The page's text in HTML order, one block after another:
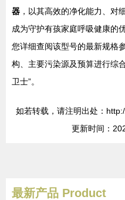
器 ，以其高效的净化能力、对
成为守护有孩家庭呼吸健康的
您详细查阅该型号的最新规格
构、主要污染源及预算进行综
卫士”。
如若转载，请注明出处：
更新时间：
最新产品 Product